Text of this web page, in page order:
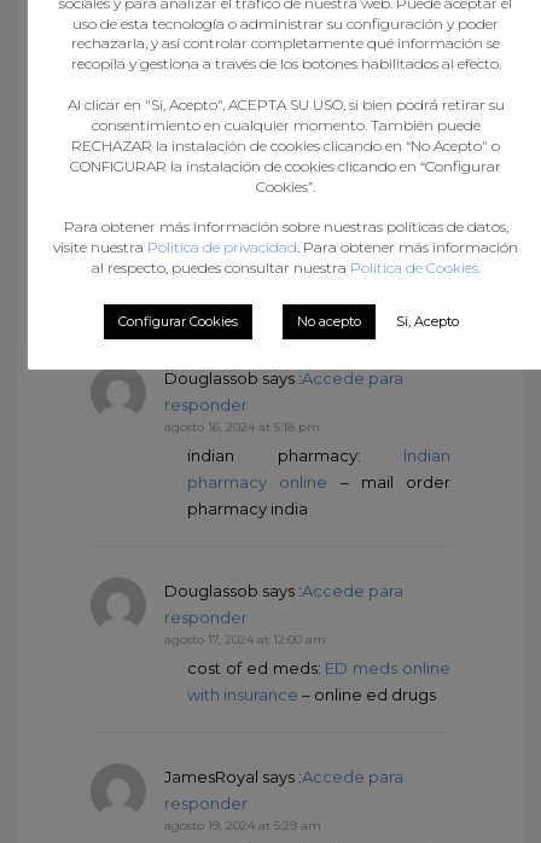
indian pharmacy online:Best
Indian pharmacy
– best india
Douglassobsays :Accede para
online ed meds:Best ED meds
online– erectile dysfunction
Douglassob says :Accede para
responder
agosto 16, 2024 at 5:18 pm
indian pharmacy: Indian
pharmacy online – mail order
pharmacy india
Douglassob says :Accede para
responder
agosto 17, 2024 at 12:00 am
cost of ed meds: ED meds online
with insurance – online ed drugs
JamesRoyal says :Accede para
responder
agosto 19, 2024 at 5:29 am
uso de esta tecnología o administrar su configuración y poder
rechazarla, y así controlar completamente qué información se
recopila y gestiona a través de los botones habilitados al efecto.
Al clicar en "Sí, Acepto", ACEPTA SU USO, si bien podrá retirar su
consentimiento en cualquier momento. También puede
RECHAZAR la instalación de cookies clicando en “No Acepto" o
CONFIGURAR la instalación de cookies clicando en “Configurar
Cookies”.
Para obtener más información sobre nuestras políticas de datos,
visite nuestra Política de privacidad. Para obtener más información
al respecto, puedes consultar nuestra Política de Cookies.
Configurar Cookies No acepto Sí, Acepto